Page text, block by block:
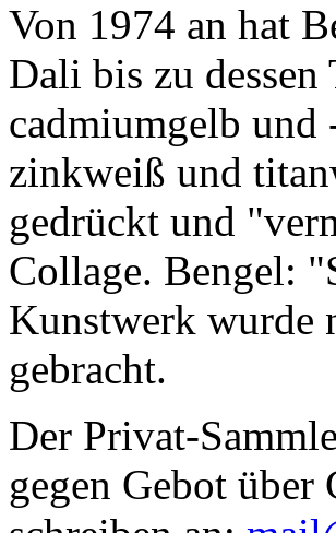
Von 1974 an hat
Dali bis zu dessen
cadmiumgelb
zinkweiß und
gedrückt und
Collage. Bengel:
Kunstwerk wurde
gebracht.
Der Privat-
gegen Gebot über